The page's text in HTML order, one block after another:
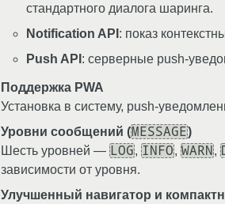
стандартного диалога шаринга.
Notification API : показ
Push API : серверные push-
Поддержка PWA
Установка в систему, push-
Уровни сообщений (MESSAGE)
Шесть уровней — LOG, INFO, WARN,
зависимости от уровня.
Улучшенный навигатор и